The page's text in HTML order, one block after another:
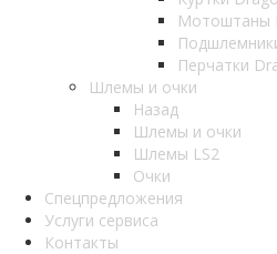
Мотоштаны
Перчатки
Шлемы и очки
Назад
Шлемы и очки
Шлемы LS2
Очки
Спецпредложения
Услуги сервиса
Контакты